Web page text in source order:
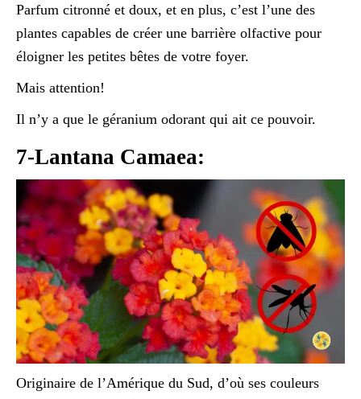
Parfum citronné et doux, et en plus, c’est l’une des
plantes capables de créer une barrière olfactive pour
éloigner les petites bêtes de votre foyer.
Mais attention!
Il n’y a que le géranium odorant qui ait ce pouvoir.
7-Lantana Camaea:
Originaire de l’Amérique du Sud, d’où ses couleurs